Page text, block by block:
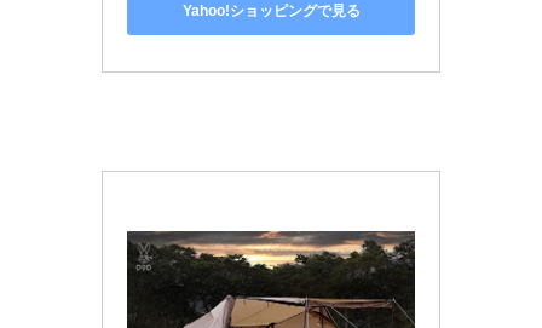
Yahoo!ショッピングで見る